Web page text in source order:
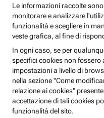
Le informazioni raccolte
monitorare e analizzare
funzionalità e scegliere in
veste grafica, al fine di
In ogni caso, se per
specifici cookies non fossero
impostazioni a livello di
nella sezione "Come
relazione ai cookies"
accettazione di tali cookies
funzionalità del sito.